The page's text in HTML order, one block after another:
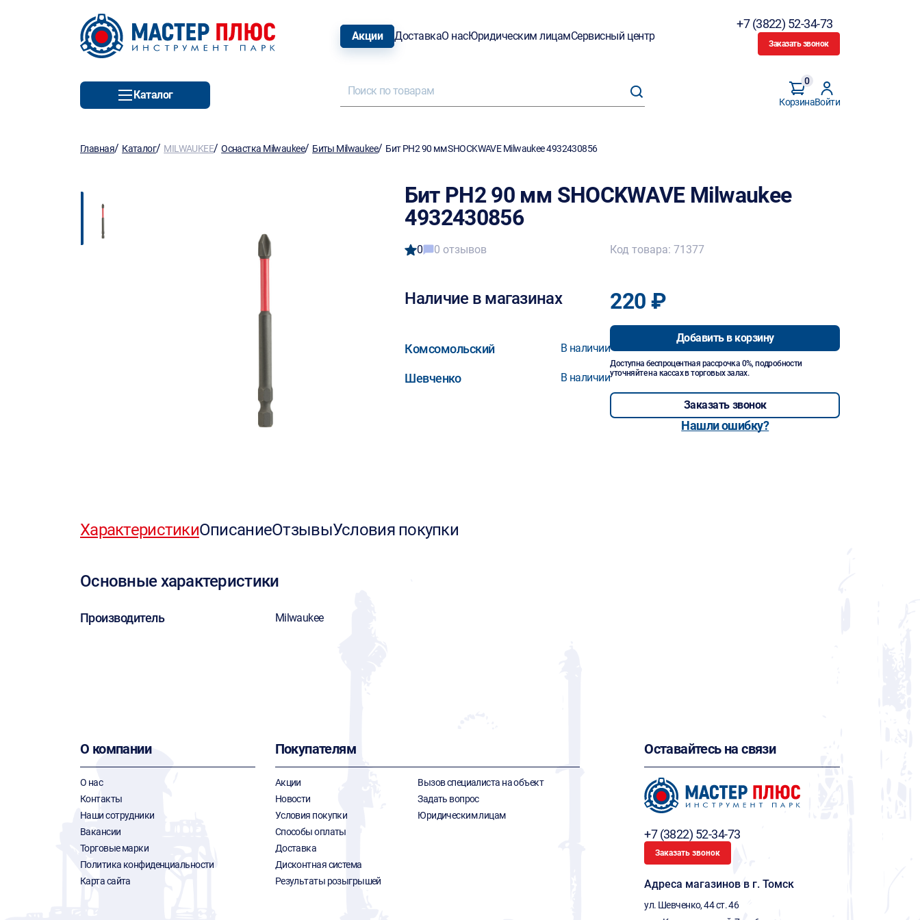
Акции ДоставкаО насЮридическим лицамСервисный центр
+7 (3822) 52-34-73
Заказать звонок
Каталог
Корзина
0
Войти
Главная/ Каталог/ MILWAUKEE/Оснастка Milwaukee/ Биты Milwaukee/ Бит PH2 90 мм SHOCKWAVE Milwaukee 4932430856
Бит PH2 90 мм SHOCKWAVE Milwaukee
4932430856
0 0 отзывов
Наличие в магазинах
Комсомольский В наличии
Шевченко В наличии
Код товара: 71377
220 ₽
Добавить в корзину
Доступна беспроцентная рассрочка 0%, подробности
уточняйте на кассах в торговых залах.
Заказать звонок
Нашли ошибку?
ХарактеристикиОписаниеОтзывыУсловия покупки
Основные характеристики
Производитель Milwaukee
О компании
О нас
Контакты
Наши сотрудники
Вакансии
Торговые марки
Политика конфиденциальности
Карта сайта
Покупателям
Акции
Новости
Условия покупки
Способы оплаты
Доставка
Дисконтная система
Результаты розыгрышей
Вызов специалиста на объект
Задать вопрос
Юридическим лицам
Оставайтесь на связи
+7 (3822) 52-34-73
Заказать звонок
Адреса магазинов в г. Томск
ул. Шевченко, 44 ст. 46